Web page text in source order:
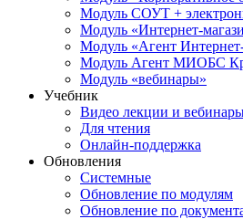
Модуль СОУТ +
Модуль «Интернет-
Модуль «Агент
Модуль Агент МИОБС
Модуль «вебинары»
Учебник
Видео лекции и
Для чтения
Онлайн-поддержка
Обновления
Системные
Обновление по модулям
Обновление по